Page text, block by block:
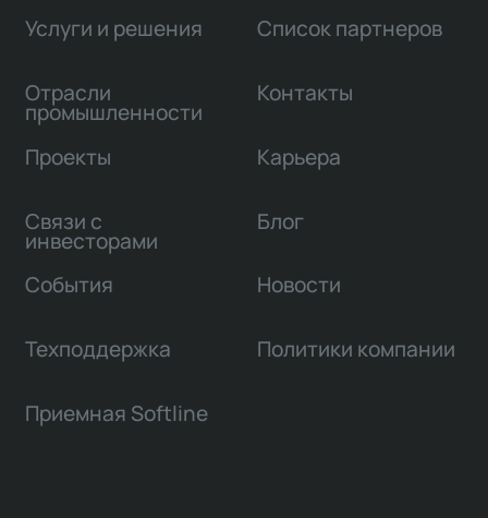
Услуги и решения
Отрасли
промышленности
Проекты
Связи с
инвесторами
Список партнеров
Контакты
Карьера
Блог
События Новости
Техподдержка Политики компании
Приемная Softline